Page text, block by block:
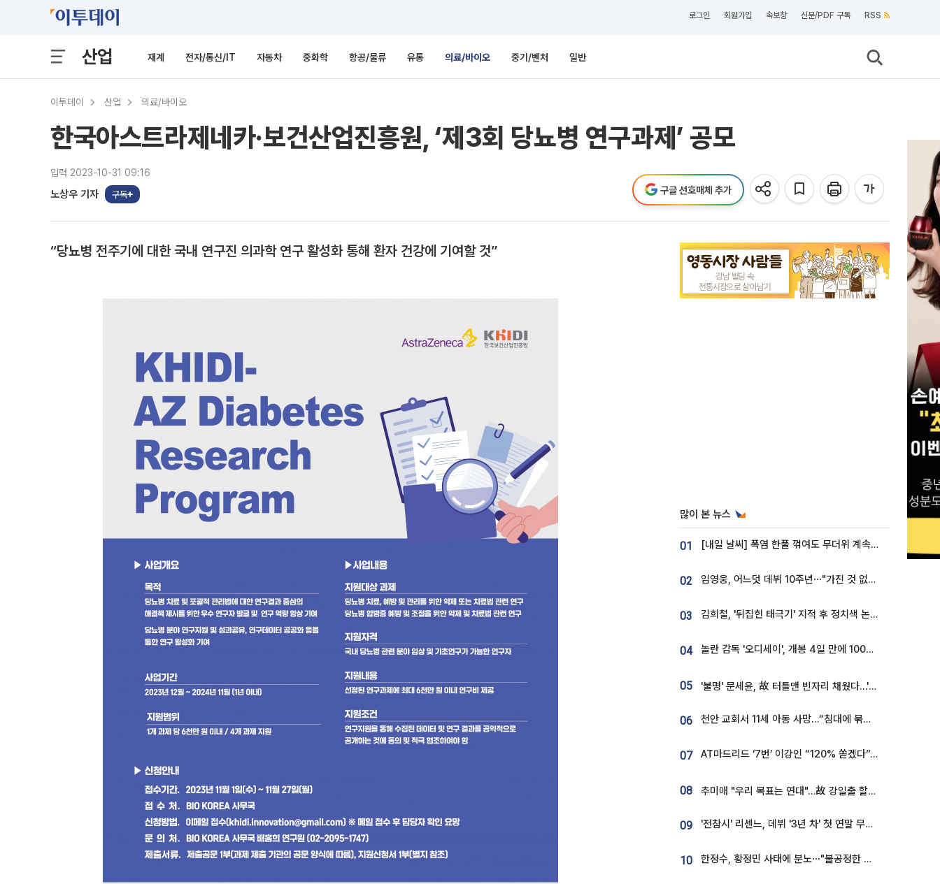
로그인 회원가입 속보창 신문/PDF 구독 RSS
산업 재계 전자/통신/IT 자동차 중화학 항공/물류 유통 의료/바이오 중기/벤처 일반
이투데이 산업 의료/바이오
한국아스트라제네카·보건산업진흥원, ‘제3회 당뇨병 연구과제’ 공모
입력 2023-10-31 09:16
노상우 기자 구독 구글 선호매체 추가
“당뇨병 전주기에 대한 국내 연구진 의과학 연구 활성화 통해 환자 건강에 기여할 것”
많이 본 뉴스
01 [내일 날씨] 폭염 한풀 꺾여도 무더위 계속⋯동해안 이틀 연속 비
02 임영웅, 어느덧 데뷔 10주년⋯"가진 것 없던 시절, 내 앞엔 20명의 팬뿐"
03 김희철, '뒤집힌 태극기' 지적 후 정치색 논란…"좌우 떠나 우리나라 국기"
04 놀란 감독 '오디세이', 개봉 4일 만에 100만 돌파⋯'왕사남' 보다 빠르다
05 '불명' 문세윤, 故 터틀맨 빈자리 채웠다…'거북이' 눈물의 최종 우승
06 천안 교회서 11세 아동 사망…“침대에 묶여 있었다” 진술 확보
07 AT마드리드 ‘7번’ 이강인 “120% 쏟겠다”⋯시메오네 감독 “필요한 선수”
08 추미애 "우리 목표는 연대"…故 강일출 할머니 흉상 제막
09 '전참시' 리센느, 데뷔 '3년 차' 첫 연말 무대 오른다⋯"그동안 섭외 안 와"
10 한정수, 황정민 사태에 분노⋯"불공정한 게임, 폭로자도 오픈 하라"